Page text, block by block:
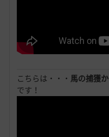
こちらは・・・ 馬の捕獲
です！